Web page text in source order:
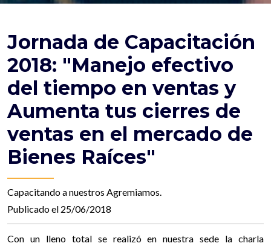
Jornada de Capacitación
2018: "Manejo efectivo
del tiempo en ventas y
Aumenta tus cierres de
ventas en el mercado de
Bienes Raíces"
Capacitando a nuestros Agremiamos.
Publicado el 25/06/2018
Con un lleno total se realizó en nuestra sede la charla